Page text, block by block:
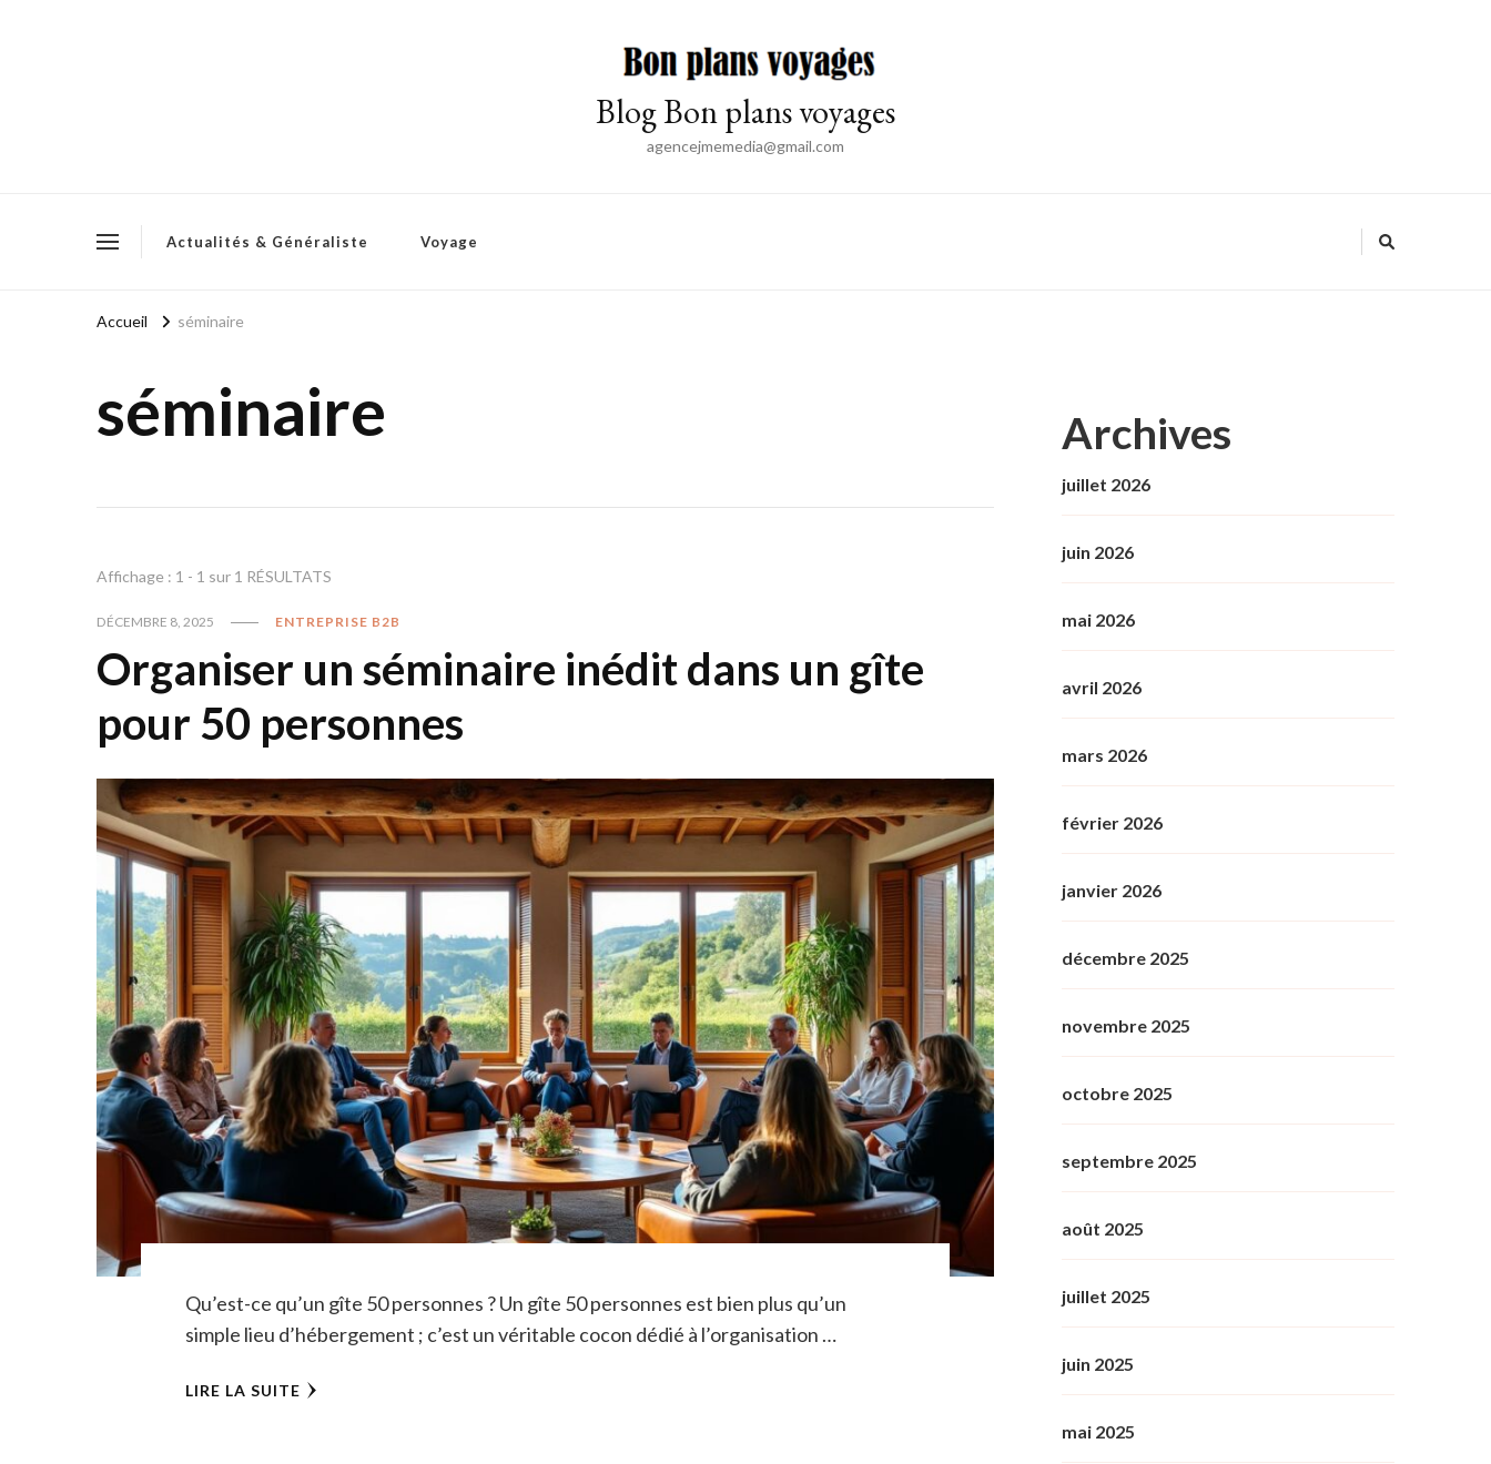
Blog Bon plans voyages
agencejmemedia@gmail.com
Actualités & Généraliste Voyage
Accueil séminaire
séminaire
Affichage : 1 - 1 sur 1 RÉSULTATS
DÉCEMBRE 8, 2025 ENTREPRISE B2B
Organiser un séminaire inédit dans un gîte
pour 50 personnes
Qu’est-ce qu’un gîte 50 personnes ? Un gîte 50 personnes est bien plus qu’un
simple lieu d’hébergement ; c’est un véritable cocon dédié à l’organisation …
LIRE LA SUITE
Archives
juillet 2026
juin 2026
mai 2026
avril 2026
mars 2026
février 2026
janvier 2026
décembre 2025
novembre 2025
octobre 2025
septembre 2025
août 2025
juillet 2025
juin 2025
mai 2025